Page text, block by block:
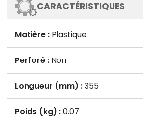
CARACTÉRISTIQUES
Matière : Plastique
Perforé : Non
Longueur (mm) :355
Poids (kg) :0.07